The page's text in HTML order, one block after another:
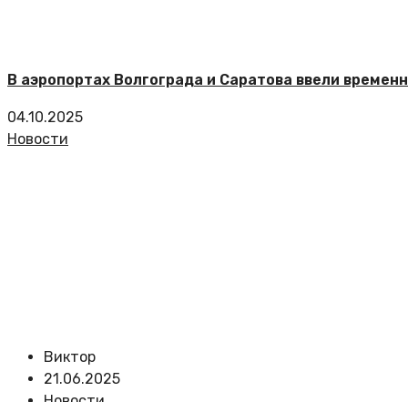
В аэропортах Волгограда и Саратова ввели
04.10.2025
Новости
Виктор
21.06.2025